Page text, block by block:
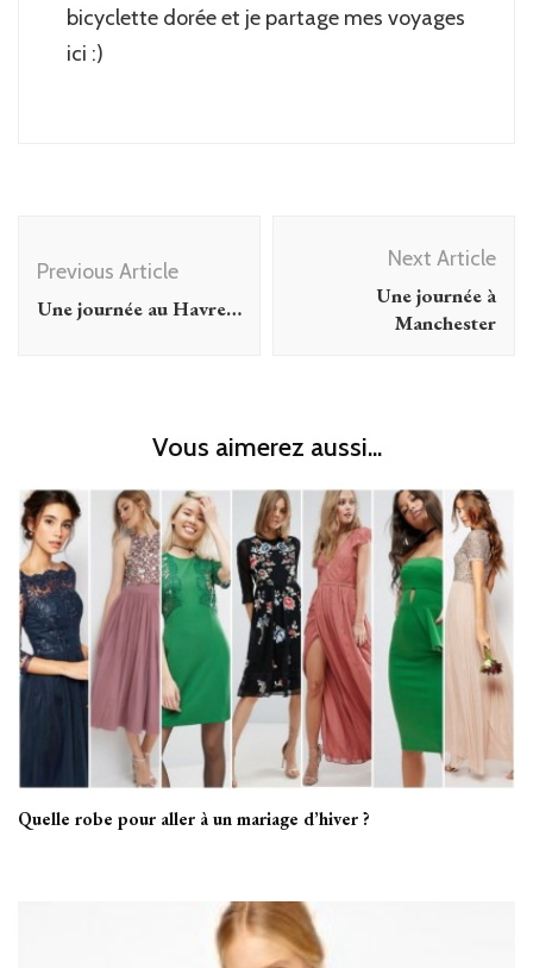
bicyclette dorée et je partage mes voyages
ici :)
Navigation
Previous Article
Une journée au Havre…
Next Article
Une journée à
Manchester
Vous aimerez aussi...
Quelle robe pour aller à un mariage d’hiver ?